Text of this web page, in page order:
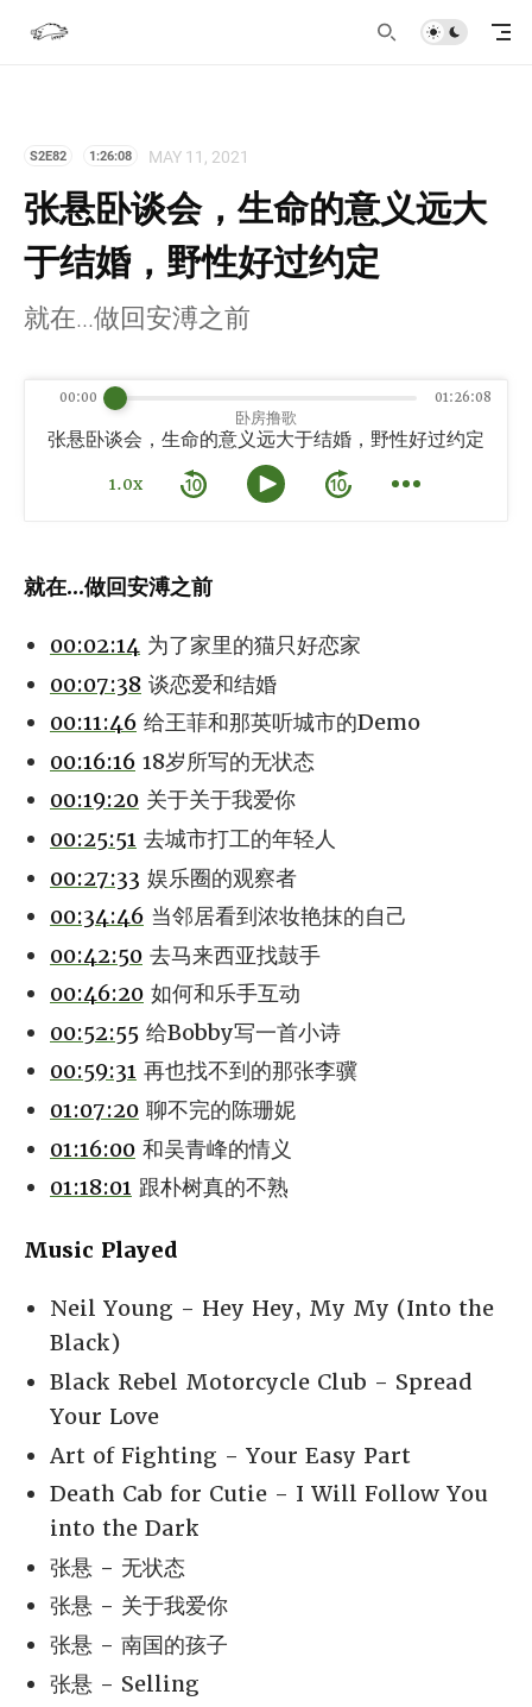
S2E82 1:26:08 MAY 11, 2021
张悬卧谈会，生命的意义远大
于结婚，野性好过约定
就在...做回安溥之前
卧房撸歌
张悬卧谈会，生命的意义远大于结婚，野性好过约定
1.0x
00:00 01:26:08
就在...做回安溥之前
00:02:14 为了家里的猫只好恋家
00:07:38 谈恋爱和结婚
00:11:46 给王菲和那英听城市的Demo
00:16:16 18岁所写的无状态
00:19:20 关于关于我爱你
00:25:51 去城市打工的年轻人
00:27:33 娱乐圈的观察者
00:34:46 当邻居看到浓妆艳抹的自己
00:42:50 去马来西亚找鼓手
00:46:20 如何和乐手互动
00:52:55 给Bobby写一首小诗
00:59:31 再也找不到的那张李骥
01:07:20 聊不完的陈珊妮
01:16:00 和吴青峰的情义
01:18:01 跟朴树真的不熟
Music Played
Neil Young - Hey Hey, My My (Into the
Black)
Black Rebel Motorcycle Club - Spread
Your Love
Art of Fighting - Your Easy Part
Death Cab for Cutie - I Will Follow You
into the Dark
张悬 - 无状态
张悬 - 关于我爱你
张悬 - 南国的孩子
张悬 - Selling